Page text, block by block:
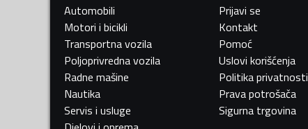
Automobili
Motori i bicikli
Transportna vozila
Poljoprivredna vozila
Radne mašine
Nautika
Servis i usluge
Prijavi se
Kontakt
Pomoć
Uslovi korišćenja
Politika privatnosti
Prava potrošača
Sigurna trgovina